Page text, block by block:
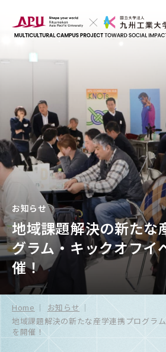
お知らせ
地域課題解決の新たな
グラム・キックオフイ
催！
Home
お知らせ
地域課題解決の新たな産学連携プログラ
を開催！